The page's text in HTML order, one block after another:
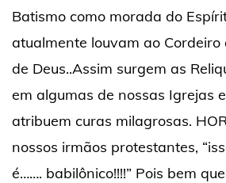
Batismo como morada do
atualmente louvam ao Cordeiro
de Deus..Assim surgem as
em algumas de nossas Igrejas
atribuem curas milagrosas.
nossos irmãos protestantes,
é……. babilônico!!!!” Pois bem